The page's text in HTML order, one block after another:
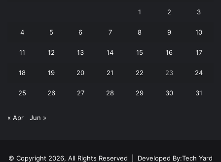
1 2 3
4 5 6 7 8 9 10
11 12 13 14 15 16 17
18 19 20 21 22 23 24
25 26 27 28 29 30 31
« Apr Jun »
© Copyright 2026, All Rights Reserved | Developed By:Tech Yard